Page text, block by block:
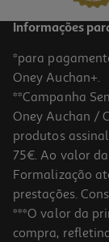
-10%
Livro Bluey:
12.29 €/un
Informações
*para
Oney Auchan+.
**Campanha
Oney Auchan /
produtos
75€. Ao valor
Formalização
prestações.
***O valor da
compra,